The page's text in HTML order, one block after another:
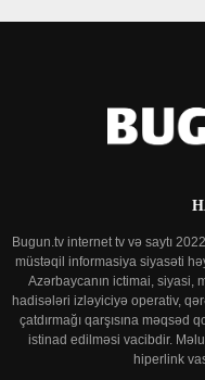
Bugun.tv internet tv və saytı
müstəqil informasiya siyasəti
Azərbaycanın ictimai, siyasi,
hadisələri izləyiciyə operativ,
çatdırmağı qarşısına məqsəd
istinad edilməsi vacibdir.
hiperlink